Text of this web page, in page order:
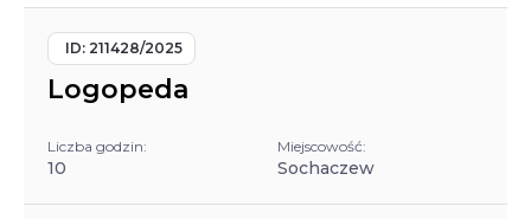
ID: 211428/2025
Logopeda
Liczba godzin:
10
Miejscowość:
Sochaczew